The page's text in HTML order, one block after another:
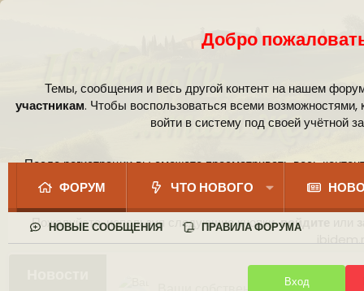
Добро
Темы, сообщения и весь другой контент на нашем
участникам. Чтобы воспользоваться всеми
войти в систему под своей учётной
После регистрации вы сможете просматривать весь
Пожалуйста, используя следующие кнопки,войдите
Вход
ФОРУМ ЧТО НОВОГО
НОВЫЕ СООБЩЕНИЯ ПРАВИЛА ФОРУМА
Ваши собственные смайлики